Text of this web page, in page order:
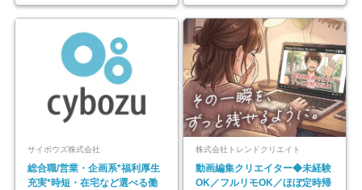
サイボウズ株式会社
総合職/営業・企画系*福利厚生
充実*時短・在宅など選べる働
株式会社トレンドクリエイト
動画編集クリエイター◆未経験
OK／フルリモOK／ほぼ定時帰